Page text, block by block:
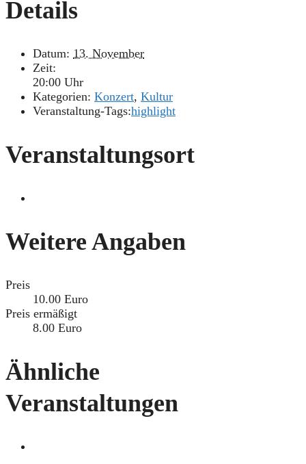
Details
Datum: 13. November
Zeit:
20:00 Uhr
Kategorien: Konzert, Kultur
Veranstaltung-Tags:highlight
Veranstaltungsort
Weitere Angaben
Preis
10.00 Euro
Preis ermäßigt
8.00 Euro
Ähnliche
Veranstaltungen